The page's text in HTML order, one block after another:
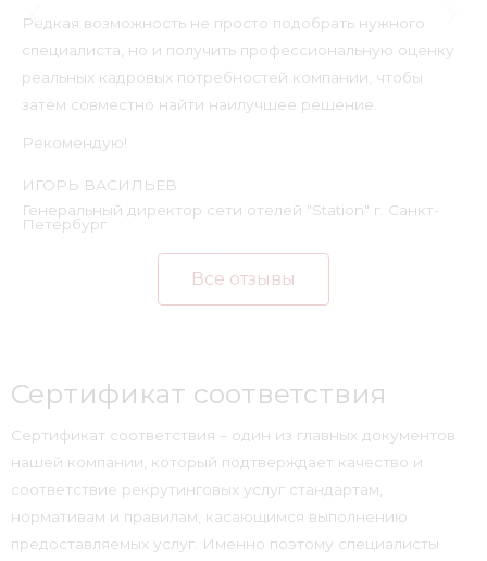
Редкая возможность не просто подобрать нужного
специалиста, но и получить профессиональную оценку
реальных кадровых потребностей компании, чтобы
затем совместно найти наилучшее решение.
Рекомендую!
ИГОРЬ ВАСИЛЬЕВ
Генеральный директор сети отелей "Station" г. Санкт-
Петербург
Все отзывы
Сертификат соответствия
Сертификат соответствия – один из главных документов
нашей компании, который подтверждает качество и
соответствие рекрутинговых услуг стандартам,
нормативам и правилам, касающимся выполнению
предоставляемых услуг. Именно поэтому специалисты